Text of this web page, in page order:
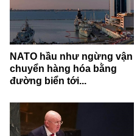
NATO hầu như ngừng vận
chuyển hàng hóa bằng
đường biển tới...